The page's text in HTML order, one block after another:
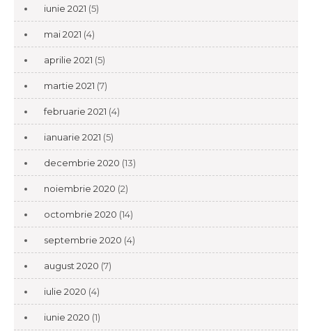
iunie 2021 (5)
mai 2021 (4)
aprilie 2021 (5)
martie 2021 (7)
februarie 2021 (4)
ianuarie 2021 (5)
decembrie 2020 (13)
noiembrie 2020 (2)
octombrie 2020 (14)
septembrie 2020 (4)
august 2020 (7)
iulie 2020 (4)
iunie 2020 (1)